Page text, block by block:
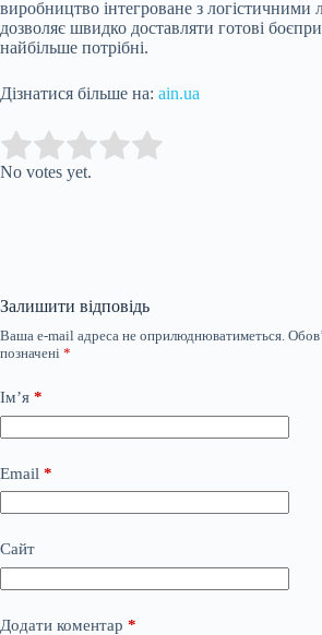
виробництво інтегроване з
дозволяє швидко доставляти готові
найбільше потрібні.
Дізнатися більше на: ain.ua
Rate this item:
No votes yet.
Залишити відповідь
Ваша e-mail адреса не оприлюднюватиметься.
позначені *
Ім’я *
Email *
Сайт
Додати коментар *